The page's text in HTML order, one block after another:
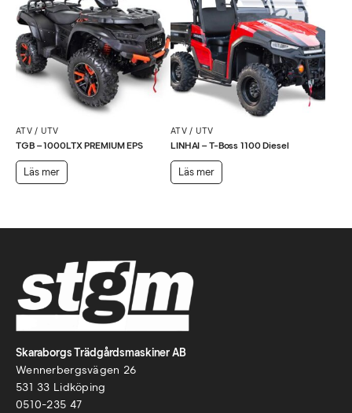
ATV / UTV
TGB – 1000LTX PREMIUM EPS
Läs mer
ATV / UTV
LINHAI – T-Boss 1100 Diesel
Läs mer
Skaraborgs Trädgårdsmaskiner AB
Wennerbergsvägen 26
531 33 Lidköping
0510-235 47